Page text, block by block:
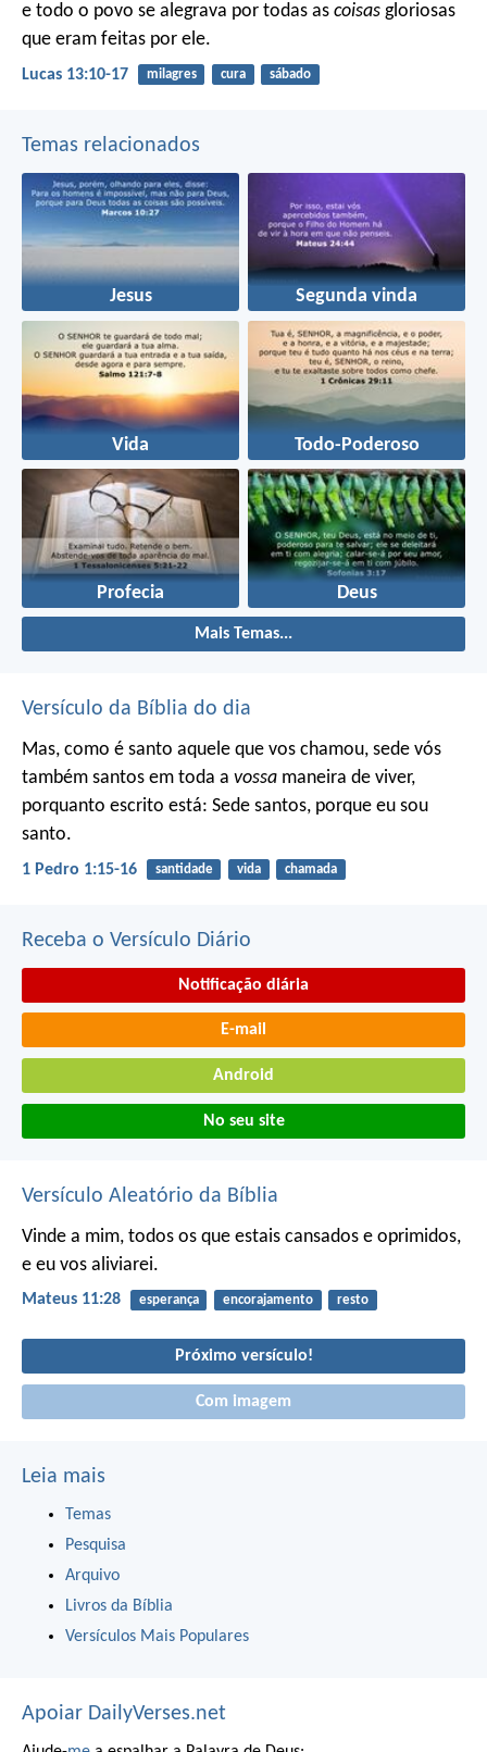
e todo o povo se alegrava por todas as coisas gloriosas
que eram feitas por ele.
Lucas 13:10-17 milagres cura sábado
Temas relacionados
Jesus Segunda vinda
Vida Todo-Poderoso
Profecia Deus
Mais Temas...
Versículo da Bíblia do dia
Mas, como é santo aquele que vos chamou, sede vós
também santos em toda a vossa maneira de viver,
porquanto escrito está: Sede santos, porque eu sou
santo.
1 Pedro 1:15-16 santidade vida chamada
Receba o Versículo Diário
Notificação diária
E-mail
Android
No seu site
Versículo Aleatório da Bíblia
Vinde a mim, todos os que estais cansados e oprimidos,
e eu vos aliviarei.
Mateus 11:28 esperança encorajamento resto
Próximo versículo!
Com imagem
Leia mais
Temas
Pesquisa
Arquivo
Livros da Bíblia
Versículos Mais Populares
Apoiar DailyVerses.net